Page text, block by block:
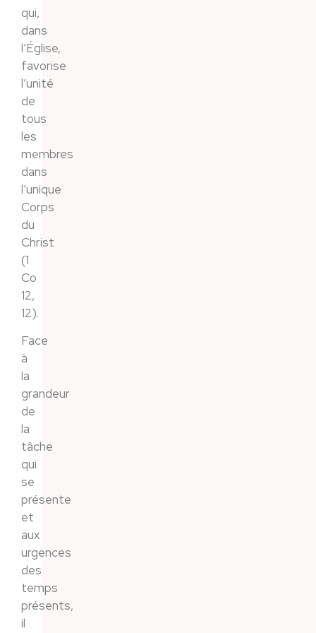
qui,
dans
l’Église,
favorise
l’unité
de
tous
les
membres
dans
l’unique
Corps
du
Christ
(1
Co
12,
12).
Face
à
la
grandeur
de
la
tâche
qui
se
présente
et
aux
urgences
des
temps
présents,
il